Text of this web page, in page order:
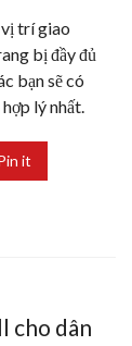
trí giao
bị đầy đủ
bạn sẽ có
lý nhất.
it
cho dân